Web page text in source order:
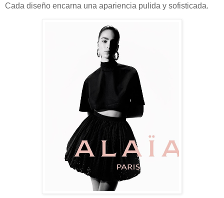
Cada diseño encarna una apariencia pulida y sofisticada.